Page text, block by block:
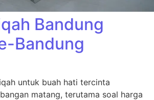
Bandung
Bandung
untuk buah hati tercinta
matang, terutama soal harga